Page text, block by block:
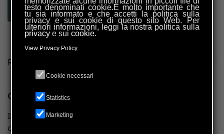
Ratings
Cosa significa donare il 5x1000?
Il cinque per mille indica una quota dell'imposta IRPEF,
che lo Stato italiano ripartisce, per dare sostegno, tra
testo denominati cookie.È molto importante che
tu sia informato e che accetti la politica sulla
privacy e sui cookie di questo sito Web. Per
ulteriori informazioni, leggi la nostra politica sulla
privacy e suicookie.
View Privacy Policy
Cookie necessari
Statistics
Marketing